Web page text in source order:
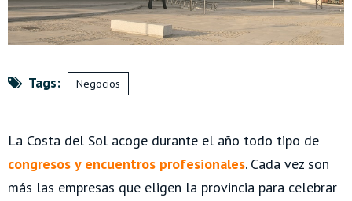
Tags: Negocios
La Costa del Sol acoge durante el año todo tipo de
congresos y encuentros profesionales. Cada vez son
más las empresas que eligen la provincia para celebrar